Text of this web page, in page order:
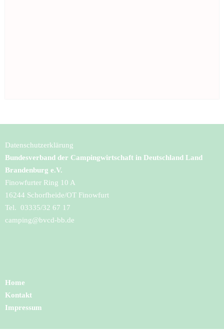
Datenschutzerklärung
Bundesverband der Campingwirtschaft in Deutschland Land
Brandenburg e.V.
Finowfurter Ring 10 A
16244 Schorfheide/OT Finowfurt
Tel. 03335/32 67 17
camping@bvcd-bb.de
Home
Kontakt
Impressum